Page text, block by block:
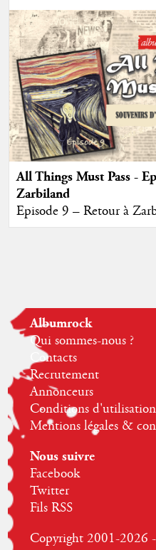
All Things Must Pass -
Zarbiland
Episode 9 – Retour à
Albumrock
Qui sommes-nous ?
Contacts
Recrutement
Annonceurs
Conditions d'utilisation
Mentions légales &
Nous suivre
Facebook
Twitter
Fils RSS
Copyright 2001-2026